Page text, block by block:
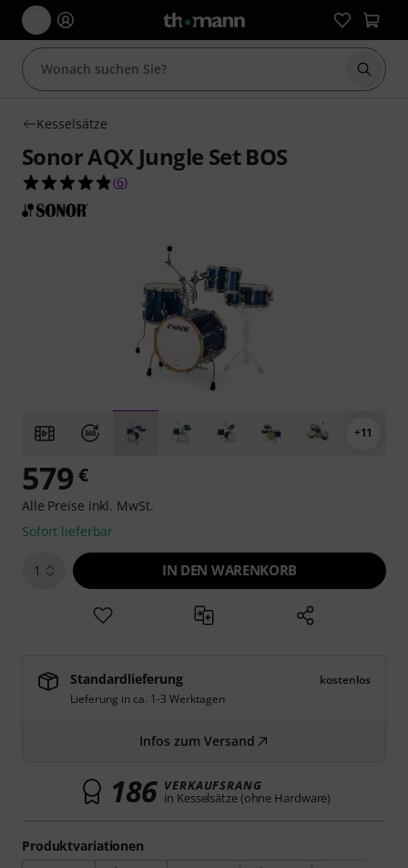
Suche
Kesselsätze
Sonor AQX Jungle Set BOS
4.8 von 5 Sternen aus 6 Kundenbewertungen
(6)
+11
Produktvariationen
579 €
Alle Preise inkl. MwSt.
Sofort lieferbar
1 IN DEN WARENKORB
Standardlieferung
kostenlos
Lieferung in ca. 1-3 Werktagen
Infos zum Versand
186 VERKAUFSRANG
in Kesselsätze (ohne Hardware)